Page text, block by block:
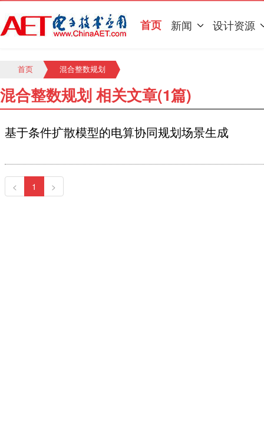
首页 新闻 设计资源
首页 混合整数规划
混合整数规划 相关文章(1篇)
基于条件扩散模型的电算协同规划场景生成
< 1 >